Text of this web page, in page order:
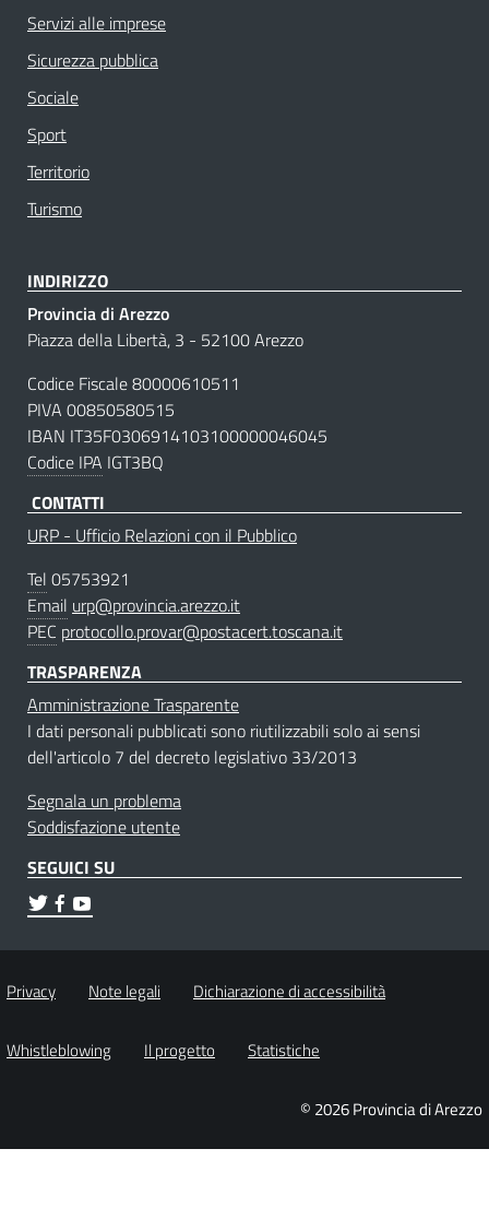
Servizi alle imprese
Sicurezza pubblica
Sociale
Sport
Territorio
Turismo
INDIRIZZO
Provincia di Arezzo
Piazza della Libertà, 3 - 52100 Arezzo
Codice Fiscale 80000610511
PIVA 00850580515
IBAN IT35F0306914103100000046045
Codice IPA IGT3BQ
CONTATTI
URP - Ufficio Relazioni con il Pubblico
Tel 05753921
Email urp@provincia.arezzo.it
PEC protocollo.provar@postacert.toscana.it
TRASPARENZA
Amministrazione Trasparente
I dati personali pubblicati sono riutilizzabili solo ai sensi
dell'articolo 7 del decreto legislativo 33/2013
Segnala un problema
Soddisfazione utente
SEGUICI SU
Privacy Note legali Dichiarazione di accessibilità
Whistleblowing Il progetto Statistiche
© 2026 Provincia di Arezzo